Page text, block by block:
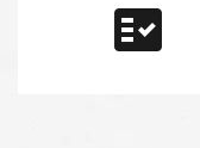
fact_check